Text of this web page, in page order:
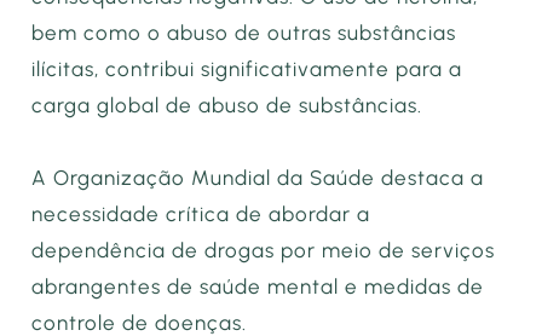
bem como o abuso de outras substâncias
ilícitas, contribui significativamente para a
carga global de abuso de substâncias.
A Organização Mundial da Saúde destaca a
necessidade crítica de abordar a
dependência de drogas por meio de serviços
abrangentes de saúde mental e medidas de
controle de doenças.